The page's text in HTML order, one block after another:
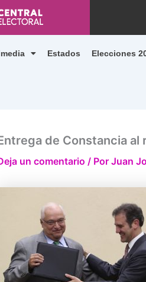
Estados Elecciones
de Constancia
un comentario / Por Juan